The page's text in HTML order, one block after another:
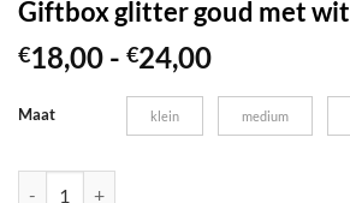
Giftbox glitter goud met wit
€18,00 - €24,00Prijsklasse:
tot
€24,00
Maat klein medium